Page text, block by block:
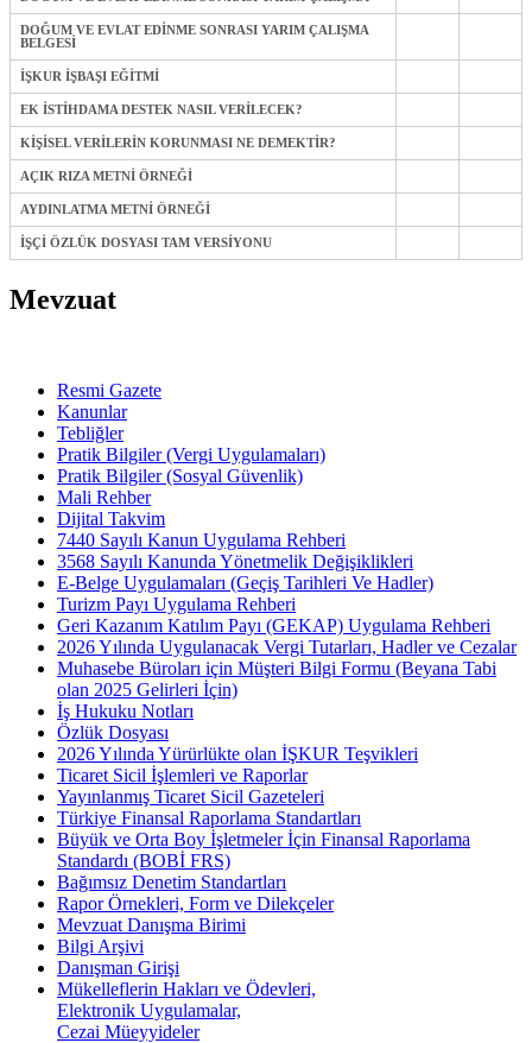
DOĞUM VE EVLAT EDİNME SONRASI YARIM ÇALIŞMA
BELGESİ
İŞKUR İŞBAŞI EĞİTMİ
EK İSTİHDAMA DESTEK NASIL VERİLECEK?
KİŞİSEL VERİLERİN KORUNMASI NE DEMEKTİR?
AÇIK RIZA METNİ ÖRNEĞİ
AYDINLATMA METNİ ÖRNEĞİ
İŞÇİ ÖZLÜK DOSYASI TAM VERSİYONU
Mevzuat
Resmi Gazete
Kanunlar
Tebliğler
Pratik Bilgiler (Vergi Uygulamaları)
Pratik Bilgiler (Sosyal Güvenlik)
Mali Rehber
Dijital Takvim
7440 Sayılı Kanun Uygulama Rehberi
3568 Sayılı Kanunda Yönetmelik Değişiklikleri
E-Belge Uygulamaları (Geçiş Tarihleri Ve Hadler)
Turizm Payı Uygulama Rehberi
Geri Kazanım Katılım Payı (GEKAP) Uygulama Rehberi
2026 Yılında Uygulanacak Vergi Tutarları, Hadler ve Cezalar
Muhasebe Büroları için Müşteri Bilgi Formu (Beyana Tabi
olan 2025 Gelirleri İçin)
İş Hukuku Notları
Özlük Dosyası
2026 Yılında Yürürlükte olan İŞKUR Teşvikleri
Ticaret Sicil İşlemleri ve Raporlar
Yayınlanmış Ticaret Sicil Gazeteleri
Türkiye Finansal Raporlama Standartları
Büyük ve Orta Boy İşletmeler İçin Finansal Raporlama
Standardı (BOBİ FRS)
Bağımsız Denetim Standartları
Rapor Örnekleri, Form ve Dilekçeler
Mevzuat Danışma Birimi
Bilgi Arşivi
Danışman Girişi
Mükelleflerin Hakları ve Ödevleri,
Elektronik Uygulamalar,
Cezai Müeyyideler